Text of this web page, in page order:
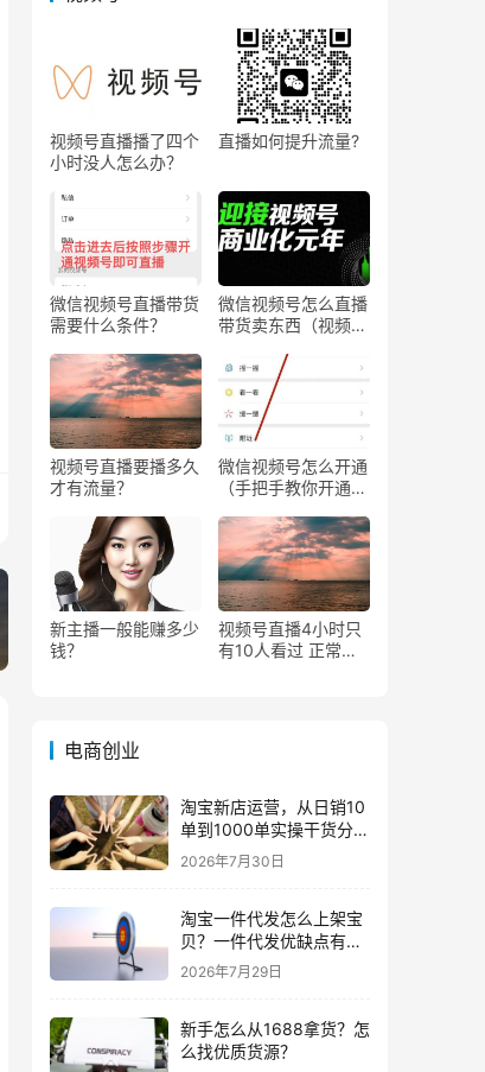
视频号直播播了四个
小时没人怎么办？
直播如何提升流量?
微信视频号直播带货
需要什么条件？
微信视频号怎么直播
带货卖东西（视频号
视频号直播要播多久
才有流量？
微信视频号怎么开通
（手把手教你开通微
新主播一般能赚多少
钱？
视频号直播4小时只
有10人看过 正常
电商创业
淘宝新店运营，从日销10
单到1000单实操干货分
享！
2026年7月30日
淘宝一件代发怎么上架宝
贝？一件代发优缺点有哪
些？
2026年7月29日
新手怎么从1688拿货？怎
么找优质货源？